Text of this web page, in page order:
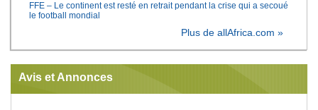
FFE – Le continent est resté en retrait pendant la crise qui a secoué
le football mondial
Plus de allAfrica.com »
Avis et Annonces